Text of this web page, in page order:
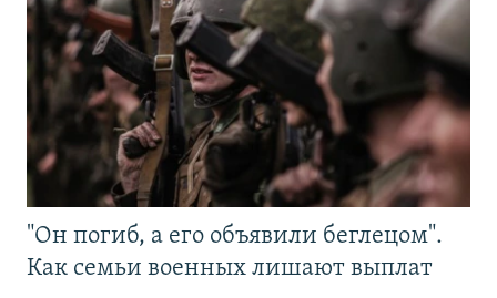
"Он погиб, а его объявили беглецом".
Как семьи военных лишают выплат